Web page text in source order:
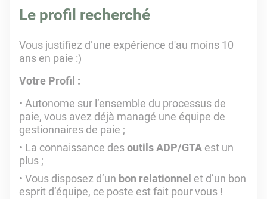
Le profil recherché
Vous justifiez d’une expérience d'au moins 10
ans en paie :)
Votre Profil :
Autonome sur l’ensemble du processus de
paie, vous avez déjà managé une équipe de
gestionnaires de paie ;
La connaissance desoutils ADP/GTA est un
plus ;
Vous disposez d’un bon relationnel et d’un bon
esprit d’équipe, ce poste est fait pour vous !